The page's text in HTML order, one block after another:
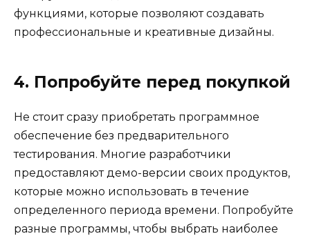
функциями, которые позволяют создавать
профессиональные и креативные дизайны.
4. Попробуйте перед покупкой
Не стоит сразу приобретать программное
обеспечение без предварительного
тестирования. Многие разработчики
предоставляют демо-версии своих продуктов,
которые можно использовать в течение
определенного периода времени. Попробуйте
разные программы, чтобы выбрать наиболее